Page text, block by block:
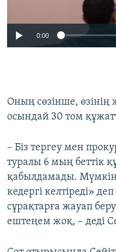
0:00
Оның сөзінше, өзінің
осындай 30 том
– Біз тергеу мен
туралы 6 мың беттік
қабылдамады. Мүмкін,
кедергі келтіреді»
сұрақтарға жауап
ештеңем жоқ, – деді